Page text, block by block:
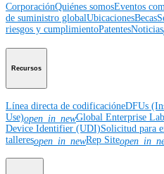
CorporaciónQuiénes somosEventos
de suministro globalUbicacionesBecas
riesgos y cumplimientoPatentesNoticias
Recursos
Línea directa de codificacióneDFUs
Use)open_in_newGlobal Enterprise
Device Identifier (UDI)Solicitud para
talleresopen_in_newRep Site